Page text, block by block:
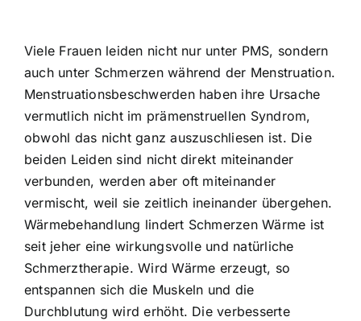
Viele Frauen leiden nicht nur unter PMS, sondern
auch unter Schmerzen während der Menstruation.
Menstruationsbeschwerden haben ihre Ursache
vermutlich nicht im prämenstruellen Syndrom,
obwohl das nicht ganz auszuschliesen ist. Die
beiden Leiden sind nicht direkt miteinander
verbunden, werden aber oft miteinander
vermischt, weil sie zeitlich ineinander übergehen.
Wärmebehandlung lindert Schmerzen Wärme ist
seit jeher eine wirkungsvolle und natürliche
Schmerztherapie. Wird Wärme erzeugt, so
entspannen sich die Muskeln und die
Durchblutung wird erhöht. Die verbesserte